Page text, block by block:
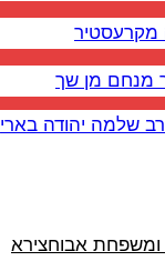
מקרעסטיר
מנחם מן שך
שלמה יהודה בארי
אבוחצירא